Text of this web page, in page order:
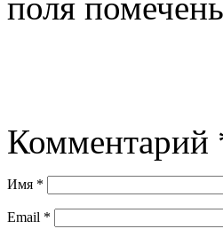
поля
Комментарий
Имя *
Email *